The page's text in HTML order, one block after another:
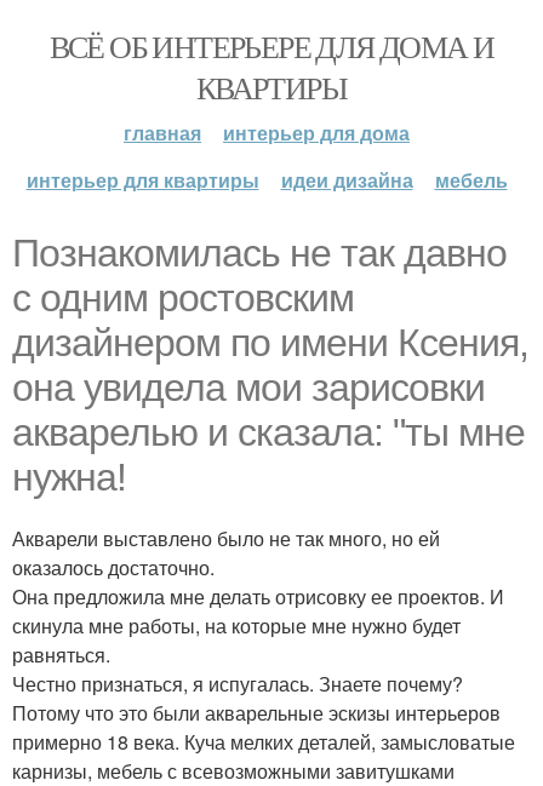
ВСЁ ОБ ИНТЕРЬЕРЕ ДЛЯ ДОМА И
КВАРТИРЫ
главная
интерьер для дома
интерьер для квартиры
идеи дизайна мебель
Познакомилась не так давно
с одним ростовским
дизайнером по имени Ксения,
она увидела мои зарисовки
акварелью и сказала: "ты мне
нужна!
Акварели выставлено было не так много, но ей
оказалось достаточно.
Она предложила мне делать отрисовку ее проектов. И
скинула мне работы, на которые мне нужно будет
равняться.
Честно признаться, я испугалась. Знаете почему?
Потому что это были акварельные эскизы интерьеров
примерно 18 века. Куча мелких деталей, замысловатые
карнизы, мебель с всевозможными завитушками